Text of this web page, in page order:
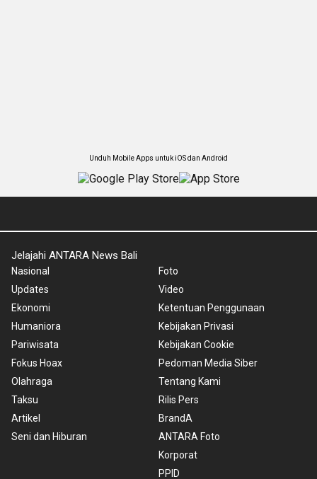
Unduh Mobile Apps untuk iOS dan Android
Jelajahi ANTARA News Bali
Nasional
Updates
Ekonomi
Humaniora
Pariwisata
Fokus Hoax
Olahraga
Taksu
Artikel
Seni dan Hiburan
Foto
Video
Ketentuan Penggunaan
Kebijakan Privasi
Kebijakan Cookie
Pedoman Media Siber
Tentang Kami
Rilis Pers
BrandA
ANTARA Foto
Korporat
PPID